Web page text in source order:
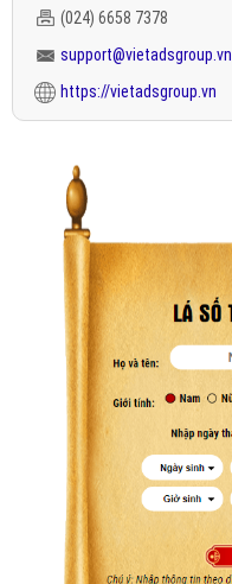
(024) 6658 7378
support@vietadsgroup.vn
https://vietadsgroup.vn